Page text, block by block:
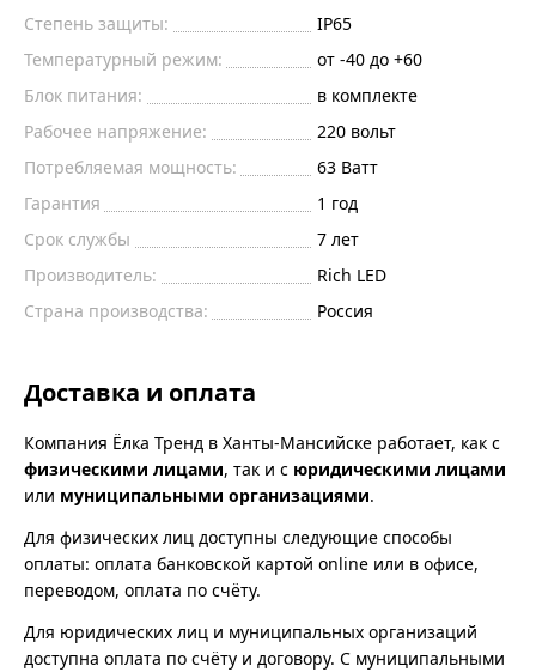
Степень защиты:
IP65
Температурный режим:
от -40 до +60
Блок питания:
в комплекте
Рабочее напряжение:
220 вольт
Потребляемая мощность:
63 Ватт
Гарантия
1 год
Срок службы
7 лет
Производитель:
Rich LED
Страна производства:
Россия
Доставка и оплата
Компания Ёлка Тренд в Ханты-Мансийске работает, как с
физическими лицами, так и с юридическими лицами
или муниципальными организациями.
Для физических лиц доступны следующие способы
оплаты: оплата банковской картой online или в офисе,
переводом, оплата по счёту.
Для юридических лиц и муниципальных организаций
доступна оплата по счёту и договору. С муниципальными